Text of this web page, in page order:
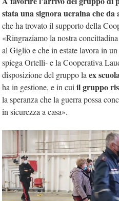
stata una signora ucraina che
che ha trovato il supporto della
«Ringraziamo la nostra
al Giglio e che in estate lavora in
spiega Ortelli- e la Cooperativa
disposizione del gruppo la ex
ha in gestione, e in cui il gruppo
la speranza che la guerra possa
in sicurezza a casa».